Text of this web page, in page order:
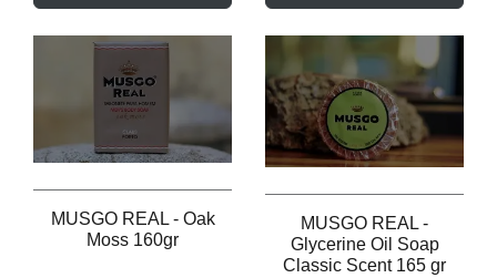
MUSGO REAL - Oak
Moss 160gr
MUSGO REAL -
Glycerine Oil Soap
Classic Scent 165 gr